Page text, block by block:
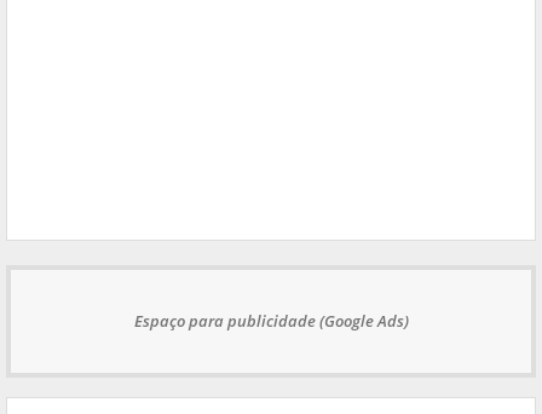
Espaço para publicidade (Google Ads)